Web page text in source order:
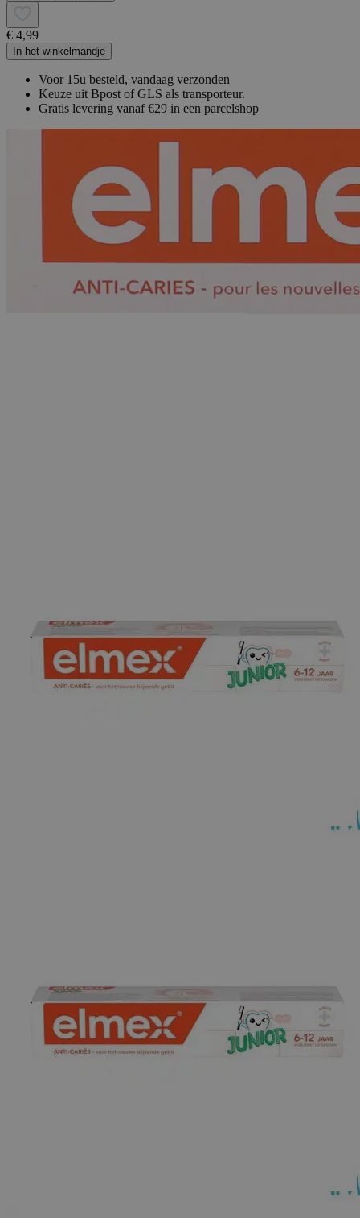
€ 4,99
In het winkelmandje
Voor 15u besteld, vandaag verzonden
Keuze uit Bpost of GLS als transporteur.
Gratis levering vanaf €29 in een parcelshop